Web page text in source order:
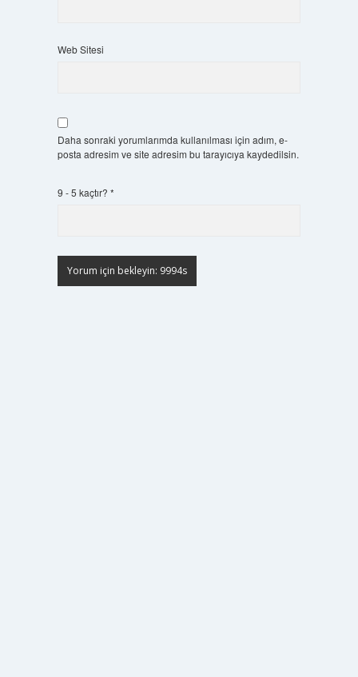
Web Sitesi
Daha sonraki yorumlarımda kullanılması için adım, e-
posta adresim ve site adresim bu tarayıcıya kaydedilsin.
9 - 5 kaçtır? *